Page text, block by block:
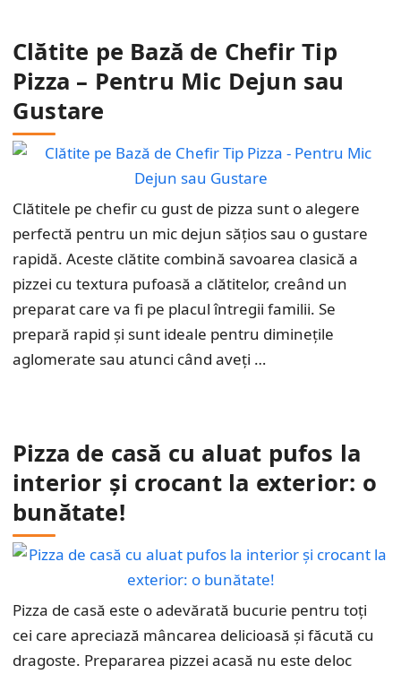
Clătite pe Bază de Chefir Tip
Pizza – Pentru Mic Dejun sau
Gustare
Clătitele pe chefir cu gust de pizza sunt o alegere
perfectă pentru un mic dejun sățios sau o gustare
rapidă. Aceste clătite combină savoarea clasică a
pizzei cu textura pufoasă a clătitelor, creând un
preparat care va fi pe placul întregii familii. Se
prepară rapid și sunt ideale pentru diminețile
aglomerate sau atunci când aveți …
Pizza de casă cu aluat pufos la
interior și crocant la exterior: o
bunătate!
Pizza de casă este o adevărată bucurie pentru toți
cei care apreciază mâncarea delicioasă și făcută cu
dragoste. Prepararea pizzei acasă nu este deloc